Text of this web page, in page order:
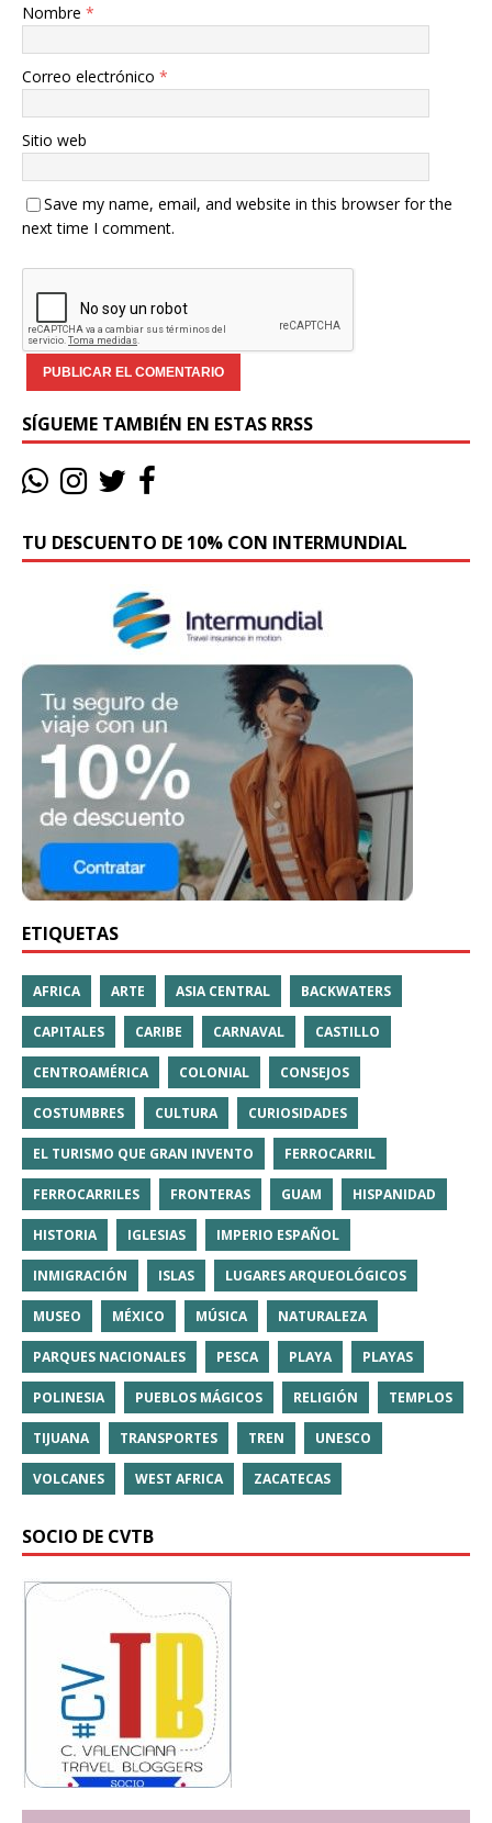
Nombre *
Correo electrónico *
Sitio web
Save my name, email, and website in this browser for the
next time I comment.
SÍGUEME TAMBIÉN EN ESTAS RRSS
TU DESCUENTO DE 10% CON INTERMUNDIAL
ETIQUETAS
AFRICA ARTE ASIA CENTRAL BACKWATERS
CAPITALES CARIBE CARNAVAL CASTILLO
CENTROAMÉRICA COLONIAL CONSEJOS
COSTUMBRES CULTURA CURIOSIDADES
EL TURISMO QUE GRAN INVENTO FERROCARRIL
FERROCARRILES FRONTERAS GUAM HISPANIDAD
HISTORIA IGLESIAS IMPERIO ESPAÑOL
INMIGRACIÓN ISLAS LUGARES ARQUEOLÓGICOS
MUSEO MÉXICO MÚSICA NATURALEZA
PARQUES NACIONALES PESCA PLAYA PLAYAS
POLINESIA PUEBLOS MÁGICOS RELIGIÓN TEMPLOS
TIJUANA TRANSPORTES TREN UNESCO
VOLCANES WEST AFRICA ZACATECAS
SOCIO DE CVTB